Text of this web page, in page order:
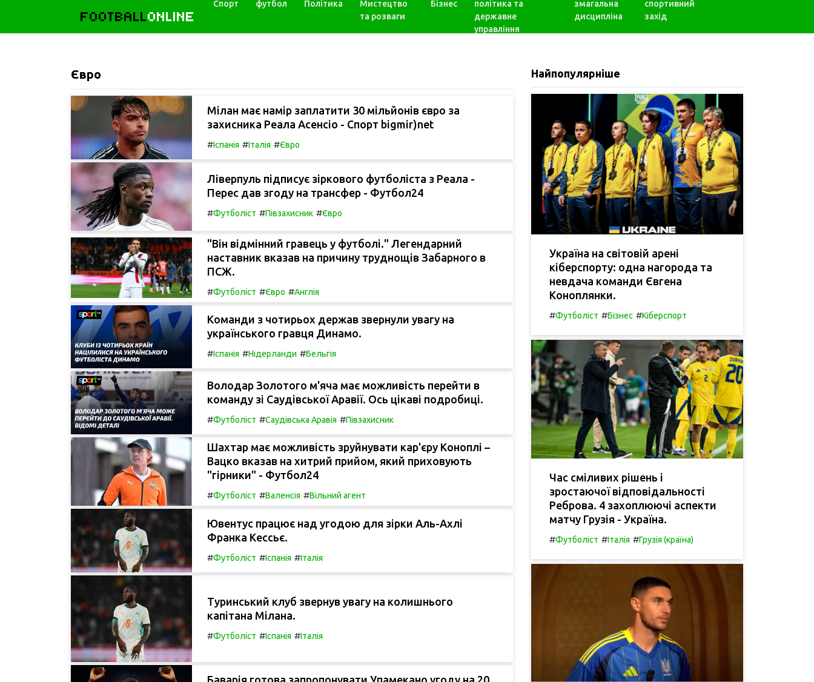
FOOTBALLONLINE
Спорт футбол Політика
Мистецтво
та розваги
Бізнес
політика та
державне
управління
змагальна
дисципліна
спортивний
захід
Євро
Мілан має намір заплатити 30 мільйонів євро за
захисника Реала Асенсіо - Спорт bigmir)net
#Іспанія #Італія #Євро
Ліверпуль підписує зіркового футболіста з Реала -
Перес дав згоду на трансфер - Футбол24
#Футболіст #Півзахисник #Євро
"Він відмінний гравець у футболі." Легендарний
наставник вказав на причину труднощів Забарного в
ПСЖ.
#Футболіст #Євро #Англія
Команди з чотирьох держав звернули увагу на
українського гравця Динамо.
#Іспанія #Нідерланди #Бельгія
Володар Золотого м'яча має можливість перейти в
команду зі Саудівської Аравії. Ось цікаві подробиці.
#Футболіст #Саудівська Аравія #Півзахисник
Шахтар має можливість зруйнувати кар'єру Коноплі –
Вацко вказав на хитрий прийом, який приховують
"гірники" - Футбол24
#Футболіст #Валенсія #Вільний агент
Ювентус працює над угодою для зірки Аль-Ахлі
Франка Кессьє.
#Футболіст #Іспанія #Італія
Туринський клуб звернув увагу на колишнього
капітана Мілана.
#Футболіст #Іспанія #Італія
Баварія готова запропонувати Упамекано угоду на 20
Найпопулярніше
Україна на світовій арені
кіберспорту: одна нагорода та
невдача команди Євгена
Коноплянки.
#Футболіст #Бізнес #Кіберспорт
Час сміливих рішень і
зростаючої відповідальності
Реброва. 4 захоплюючі аспекти
матчу Грузія - Україна.
#Футболіст #Італія #Грузія (країна)